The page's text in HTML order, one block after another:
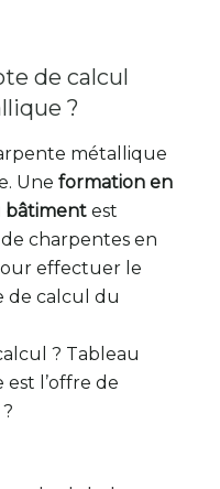
de calcul
?
métallique
Une formation en
bâtiment est
charpentes en
effectuer le
de calcul du
? Tableau
l’offre de